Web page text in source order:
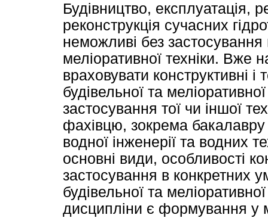
Будівництво, експлуатація,
реконструкція сучасних
неможливі без застосування
меліоративної техніки. Вже
враховувати конструктивні і
будівельної та
застосування тої чи іншої
фахівцю, зокрема бакалавру
водної інженерії та водних
основні види, особливості
застосування в конкретних
будівельної та
дисципліни є формування у